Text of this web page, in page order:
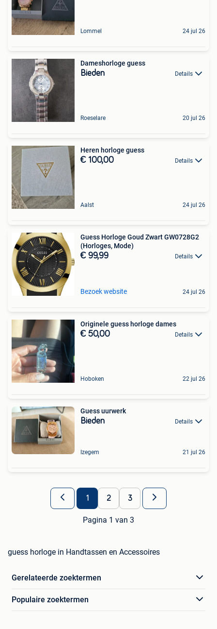
Lommel 24 jul 26
Dameshorloge guess
Bieden Details
Roeselare 20 jul 26
Heren horloge guess
€ 100,00 Details
Aalst 24 jul 26
Guess Horloge Goud Zwart GW0728G2
(Horloges, Mode)
€ 99,99 Details
Bezoek website 24 jul 26
Originele guess horloge dames
€ 50,00 Details
Hoboken 22 jul 26
Guess uurwerk
Bieden Details
Izegem 21 jul 26
1 2 3
Pagina 1 van 3
guess horloge in Handtassen en Accessoires
Gerelateerde zoektermen
Populaire zoektermen